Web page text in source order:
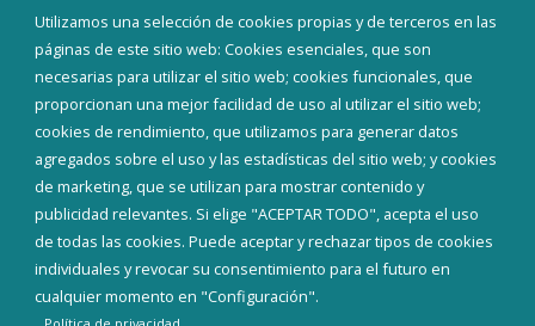
Utilizamos una selección de cookies propias y de terceros en las
páginas de este sitio web: Cookies esenciales, que son
necesarias para utilizar el sitio web; cookies funcionales, que
proporcionan una mejor facilidad de uso al utilizar el sitio web;
cookies de rendimiento, que utilizamos para generar datos
agregados sobre el uso y las estadísticas del sitio web; y cookies
de marketing, que se utilizan para mostrar contenido y
publicidad relevantes. Si elige "ACEPTAR TODO", acepta el uso
de todas las cookies. Puede aceptar y rechazar tipos de cookies
individuales y revocar su consentimiento para el futuro en
cualquier momento en "Configuración".
Eventos
Corporación Municipal
Teléfonos de interés
INICIAR SESIÓN
MAPA WEB